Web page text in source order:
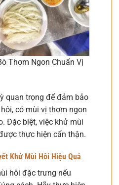
Thơm Ngon Chuẩn Vị
quan trọng để đảm bảo
có mùi vị thơm ngon
Đặc biệt, việc khử mùi
thực hiện cẩn thận.
Khử Mùi Hôi Hiệu Quả
hôi đặc trưng nếu